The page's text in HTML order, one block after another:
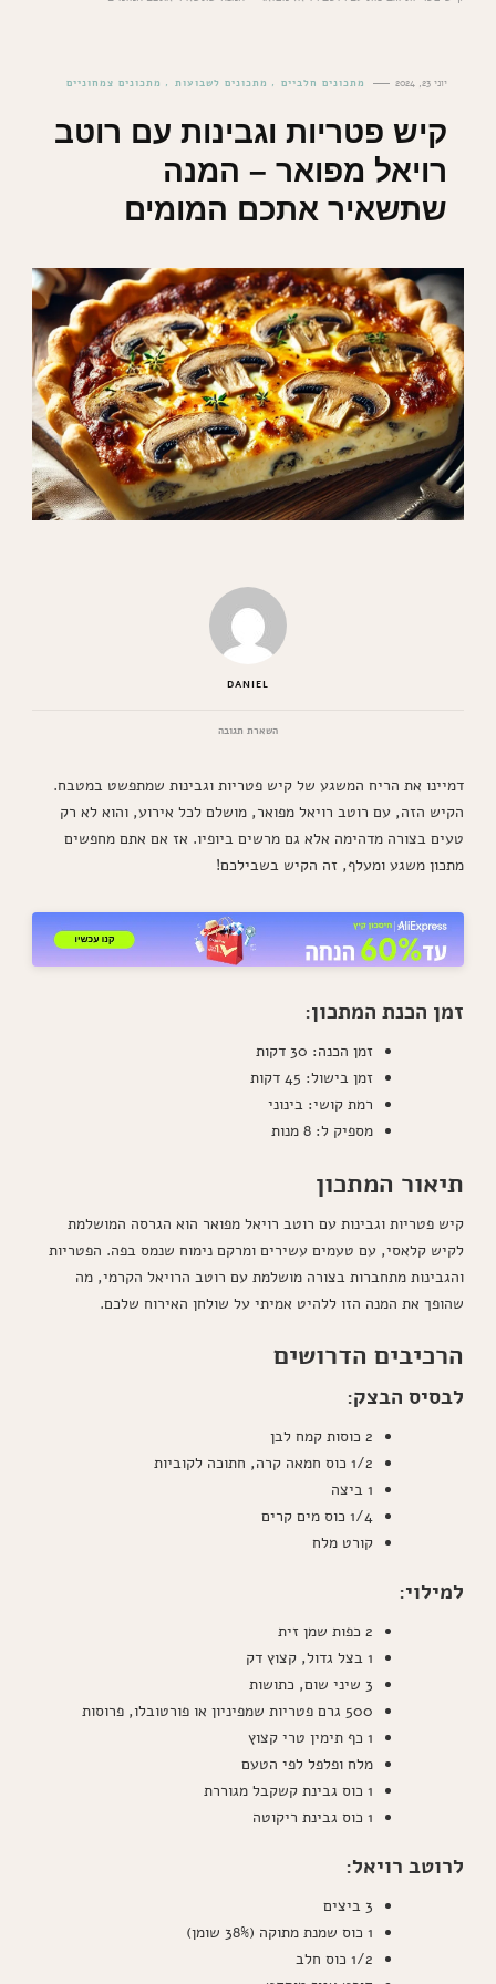
יוני 23, 2024 מתכונים חלביים מתכונים לשבועות מתכונים צמחוניים
קיש פטריות וגבינות עם רוטב
רויאל מפואר – המנה
שתשאיר אתכם המומים
DANIEL
השארת תגובהבנושא
וגבינות
רוטב
רויאל
–
אתכם
המומים
דמיינו את הריח המשגע של קיש פטריות וגבינות שמתפשט במטבח.
הקיש הזה, עם רוטב רויאל מפואר, מושלם לכל אירוע, והוא לא רק
טעים בצורה מדהימה אלא גם מרשים ביופיו. אז אם אתם מחפשים
מתכון משגע ומעלף, זה הקיש בשבילכם!
זמן הכנת המתכון:
זמן הכנה: 30 דקות
זמן בישול: 45 דקות
רמת קושי: בינוני
מספיק ל: 8 מנות
תיאור המתכון
קיש פטריות וגבינות עם רוטב רויאל מפואר הוא הגרסה המושלמת
לקיש קלאסי, עם טעמים עשירים ומרקם נימוח שנמס בפה. הפטריות
והגבינות מתחברות בצורה מושלמת עם רוטב הרויאל הקרמי, מה
שהופך את המנה הזו ללהיט אמיתי על שולחן האירוח שלכם.
הרכיבים הדרושים
לבסיס הבצק:
2 כוסות קמח לבן
1/2 כוס חמאה קרה, חתוכה לקוביות
1 ביצה
1/4 כוס מים קרים
קורט מלח
למילוי:
2 כפות שמן זית
1 בצל גדול, קצוץ דק
3 שיני שום, כתושות
500 גרם פטריות שמפיניון או פורטובלו, פרוסות
1 כף תימין טרי קצוץ
מלח ופלפל לפי הטעם
1 כוס גבינת קשקבל מגוררת
1 כוס גבינת ריקוטה
לרוטב רויאל:
3 ביצים
1 כוס שמנת מתוקה (38% שומן)
1/2 כוס חלב